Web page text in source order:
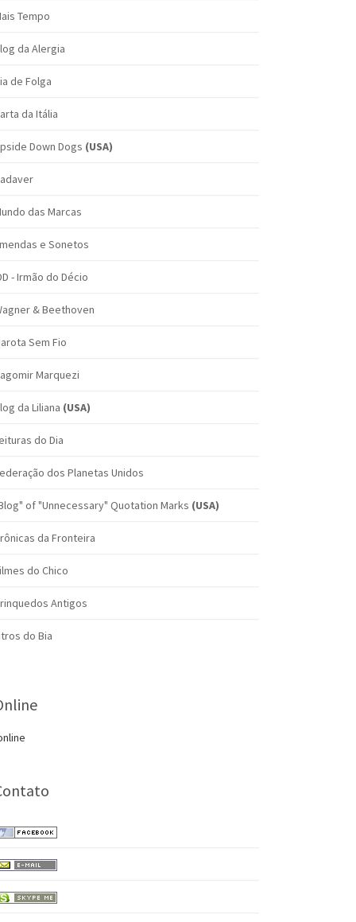
Tempo
da Alergia
de Folga
da Itália
Down Dogs (USA)
das Marcas
e Sonetos
- Irmão do Décio
& Beethoven
Sem Fio
Marquezi
da Liliana (USA)
do Dia
dos Planetas Unidos
of "Unnecessary" Quotation Marks (USA)
da Fronteira
do Chico
Antigos
do Bia